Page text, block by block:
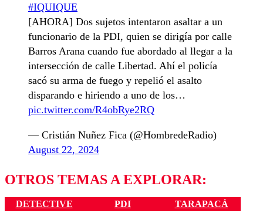
#IQUIQUE
[AHORA] Dos sujetos intentaron asaltar a un
funcionario de la PDI, quien se dirigía por calle
Barros Arana cuando fue abordado al llegar a la
intersección de calle Libertad. Ahí el policía
sacó su arma de fuego y repelió el asalto
disparando e hiriendo a uno de los…
pic.twitter.com/R4obRye2RQ
— Cristián Nuñez Fica (@HombredeRadio)
August 22, 2024
OTROS TEMAS A EXPLORAR:
DETECTIVE PDI TARAPACÁ